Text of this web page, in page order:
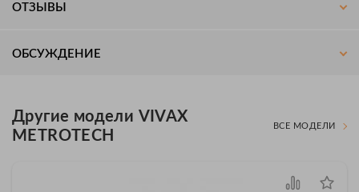
ОТЗЫВЫ
ОБСУЖДЕНИЕ
Другие модели VIVAX
METROTECH
ВСЕ МОДЕЛИ